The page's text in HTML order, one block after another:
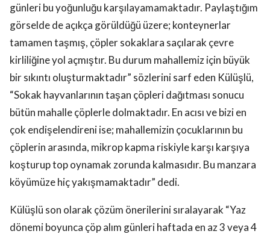
günleri bu yoğunluğu karşılayamamaktadır. Paylaştığım
görselde de açıkça görüldüğü üzere; konteynerlar
tamamen taşmış, çöpler sokaklara saçılarak çevre
kirliliğine yol açmıştır. Bu durum mahallemiz için büyük
bir sıkıntı oluşturmaktadır” sözlerini sarf eden Külüşlü,
“Sokak hayvanlarının taşan çöpleri dağıtması sonucu
bütün mahalle çöplerle dolmaktadır. En acısı ve bizi en
çok endişelendireni ise; mahallemizin çocuklarının bu
çöplerin arasında, mikrop kapma riskiyle karşı karşıya
koşturup top oynamak zorunda kalmasıdır. Bu manzara
köyümüze hiç yakışmamaktadır” dedi.
Külüşlü son olarak çözüm önerilerini sıralayarak “Yaz
dönemi boyunca çöp alım günleri haftada en az 3 veya 4